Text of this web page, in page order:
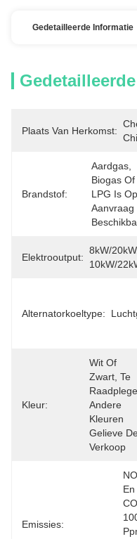
Gedetailleerde Informatie
Plaats Van Herkomst:
Brandstof:
Aardgas,
Biogas Of
LPG Is Op
Aanvraag
Elektrooutput:
8kW/
10kW/
Alternatorkoeltype:
Kleur:
Wit Of
Zwart, Te
Andere
Kleuren
Gelieve
Verkoop
Emissies:
En